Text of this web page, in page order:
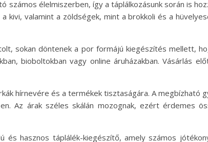
számos élelmiszerben, így a táplálkozásunk során is
kivi, valamint a zöldségek, mint a brokkoli és a
sokan döntenek a por formájú kiegészítés mellett,
bioboltokban vagy online áruházakban. Vásárlás
hírnevére és a termékek tisztaságára. A
Az árak széles skálán mozognak, ezért érdemes
és hasznos táplálék-kiegészítő, amely számos